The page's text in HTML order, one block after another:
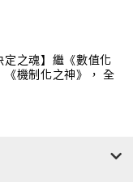
──不去先想從
務，把員工和顧
也一起繁榮，自
學，來自經營者
神，而是切切實
讀經驗為
定之魂】繼《數值化
《機制化之神》， 全